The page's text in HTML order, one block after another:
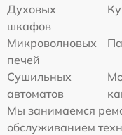
Духовых
шкафов
Микроволновых
печей
Сушильных
автоматов
Мы занимаемся
обслуживанием